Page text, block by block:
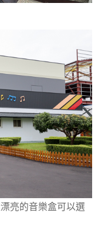
亮的音樂盒可以選